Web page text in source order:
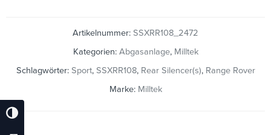
Umschalten Auf Hohe Kontraste
Artikelnummer: SSXRR108_2472
Kategorien: Abgasanlage, Milltek
Schlagwörter: Sport, SSXRR108, Rear Silencer(s), Range Rover
Marke: Milltek